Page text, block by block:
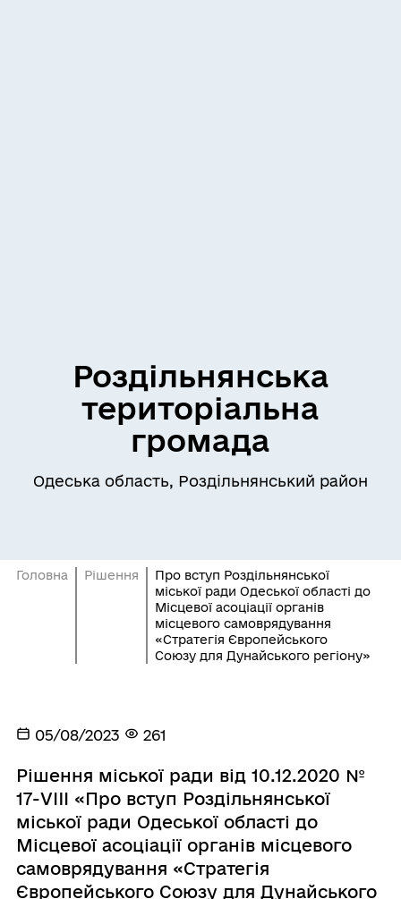
Роздільнянська
територіальна
громада
Одеська область, Роздільнянський район
Головна Рішення
Про вступ Роздільнянської
міської ради Одеської області до
Місцевої асоціації органів
місцевого самоврядування
«Стратегія Європейського
Союзу для Дунайського регіону»
05/08/2023 261
Рішення міської ради від 10.12.2020 №
17-VIII «Про вступ Роздільнянської
міської ради Одеської області до
Місцевої асоціації органів місцевого
самоврядування «Стратегія
Європейського Союзу для Дунайського